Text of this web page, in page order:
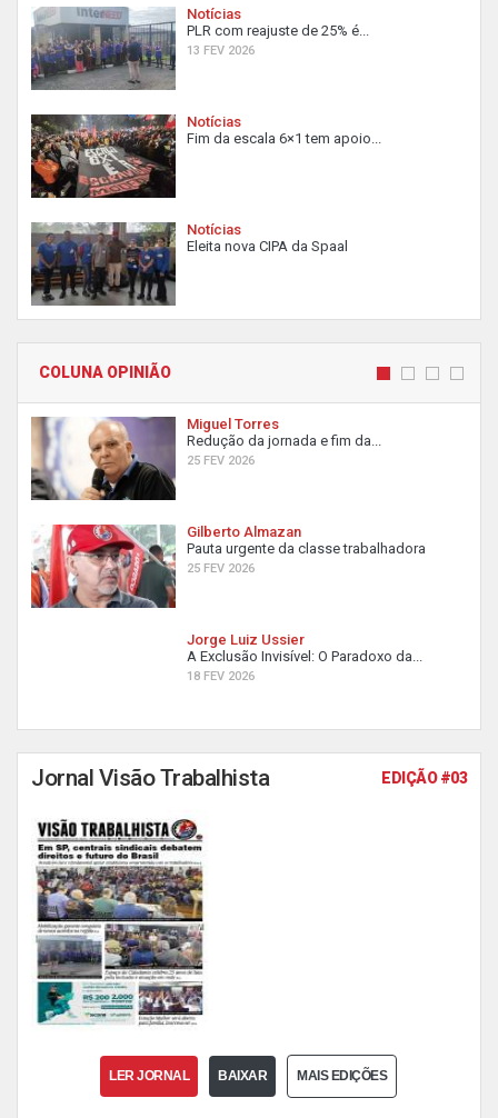
Notícias
PLR com reajuste de 25% é...
13 FEV 2026
Notícias
Fim da escala 6×1 tem apoio...
Notícias
Eleita nova CIPA da Spaal
COLUNA OPINIÃO
Miguel Torres
Redução da jornada e fim da...
25 FEV 2026
Gilberto Almazan
Pauta urgente da classe trabalhadora
25 FEV 2026
Jorge Luiz Ussier
A Exclusão Invisível: O Paradoxo da...
18 FEV 2026
Jornal Visão Trabalhista EDIÇÃO #03
LER JORNAL BAIXAR MAIS EDIÇÕES